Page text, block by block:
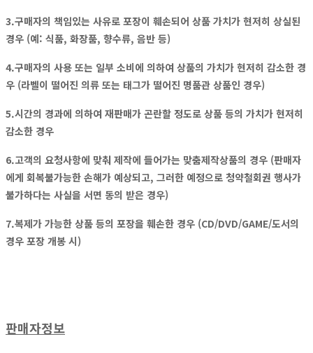
3.구매자의 책임있는 사유로 포장이 훼손되어 상품 가치가 현저히 상실된
경우 (예: 식품, 화장품, 향수류, 음반 등)
4.구매자의 사용 또는 일부 소비에 의하여 상품의 가치가 현저히 감소한 경
우 (라벨이 떨어진 의류 또는 태그가 떨어진 명품관 상품인 경우)
5.시간의 경과에 의하여 재판매가 곤란할 정도로 상품 등의 가치가 현저히
감소한 경우
6.고객의 요청사항에 맞춰 제작에 들어가는 맞춤제작상품의 경우 (판매자
에게 회복불가능한 손해가 예상되고, 그러한 예정으로 청약철회권 행사가
불가하다는 사실을 서면 동의 받은 경우)
7.복제가 가능한 상품 등의 포장을 훼손한 경우 (CD/DVD/GAME/도서의
경우 포장 개봉 시)
판매자정보